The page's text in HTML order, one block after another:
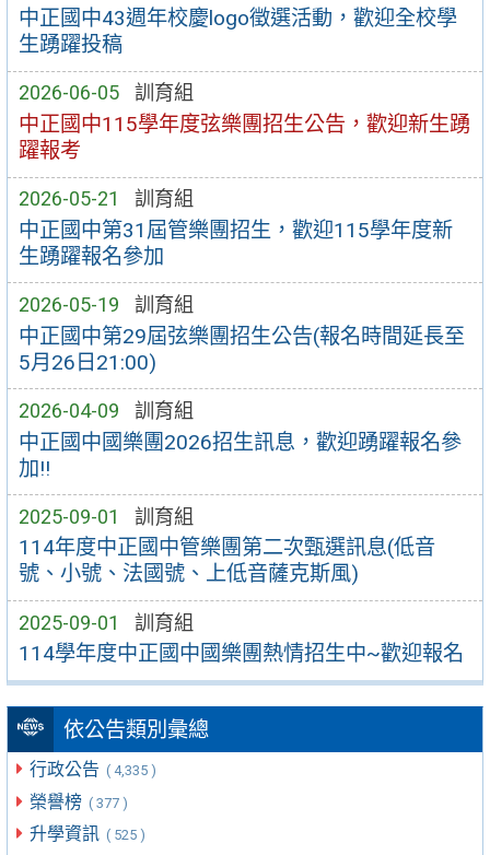
中正國中43週年校慶logo徵選活動，歡迎全校學
生踴躍投稿
2026-06-05 訓育組
中正國中115學年度弦樂團招生公告，歡迎新生踴
躍報考
2026-05-21 訓育組
中正國中第31屆管樂團招生，歡迎115學年度新
生踴躍報名參加
2026-05-19 訓育組
中正國中第29屆弦樂團招生公告(報名時間延長至
5月26日21:00)
2026-04-09 訓育組
中正國中國樂團2026招生訊息，歡迎踴躍報名參
加!!
2025-09-01 訓育組
114年度中正國中管樂團第二次甄選訊息(低音
號、小號、法國號、上低音薩克斯風)
2025-09-01 訓育組
114學年度中正國中國樂團熱情招生中~歡迎報名
依公告類別彙總
行政公告 ( 4,335 )
榮譽榜 ( 377 )
升學資訊 ( 525 )